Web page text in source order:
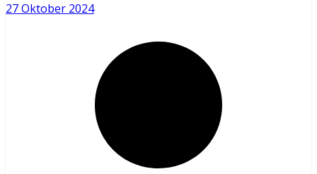
27 Oktober 2024